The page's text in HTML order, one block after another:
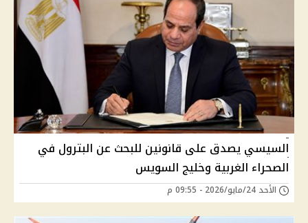
السيسي يصدق على قانونين للبحث عن البترول في
الصحراء الغربية وخليج السويس
الأحد 24/مايو/2026 - 09:55 م